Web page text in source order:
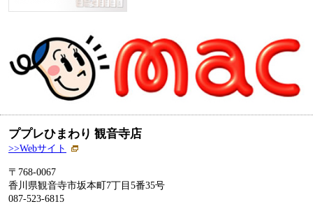
ププレひまわり 観音寺店
>>Webサイト
〒768-0067
香川県観音寺市坂本町7丁目5番35号
087-523-6815